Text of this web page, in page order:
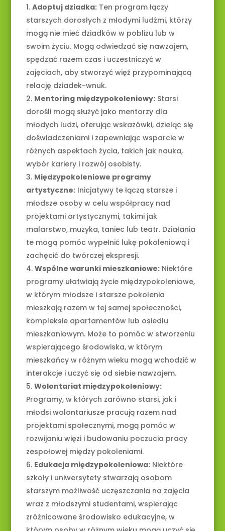
Adoptuj dziadka: Ten program łączy
starszych dorosłych z młodymi ludźmi, którzy
mogą nie mieć dziadków w pobliżu lub w
swoim życiu. Mogą odwiedzać się nawzajem,
spędzać razem czas i uczestniczyć w
zajęciach, aby stworzyć więź przypominającą
relację dziadek-wnuk.
Mentoring międzypokoleniowy: Starsi
dorośli mogą służyć jako mentorzy dla
młodych ludzi, oferując wskazówki, dzieląc się
doświadczeniami i zapewniając wsparcie w
różnych aspektach życia, takich jak nauka,
wybór kariery i rozwój osobisty.
Międzypokoleniowe programy
artystyczne: Inicjatywy te łączą starsze i
młodsze osoby w celu współpracy nad
projektami artystycznymi, takimi jak
malarstwo, muzyka, taniec lub teatr. Działania
te mogą pomóc wypełnić lukę pokoleniową i
zachęcić do twórczej ekspresji.
Wspólne warunki mieszkaniowe: Niektóre
programy ułatwiają życie międzypokoleniowe,
w którym młodsze i starsze pokolenia
mieszkają razem w tej samej społeczności,
kompleksie apartamentów lub osiedlu
mieszkaniowym. Może to pomóc w stworzeniu
wspierającego środowiska, w którym
mieszkańcy w różnym wieku mogą wchodzić w
interakcje i uczyć się od siebie nawzajem.
Wolontariat międzypokoleniowy:
Programy, w których zarówno starsi, jak i
młodsi wolontariusze pracują razem nad
projektami społecznymi, mogą pomóc w
rozwijaniu więzi i budowaniu poczucia pracy
zespołowej między pokoleniami.
Edukacja międzypokoleniowa: Niektóre
szkoły i uniwersytety stwarzają osobom
starszym możliwość uczęszczania na zajęcia
wraz z młodszymi studentami, wspierając
zróżnicowane środowisko edukacyjne, w